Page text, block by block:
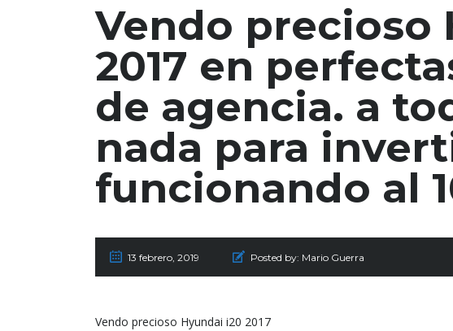
Vendo precioso
2017 en
de agencia. a
nada para
funcionando al
13 febrero, 2019 Posted by: Mario Guerra
Vendo precioso Hyundai i20 2017